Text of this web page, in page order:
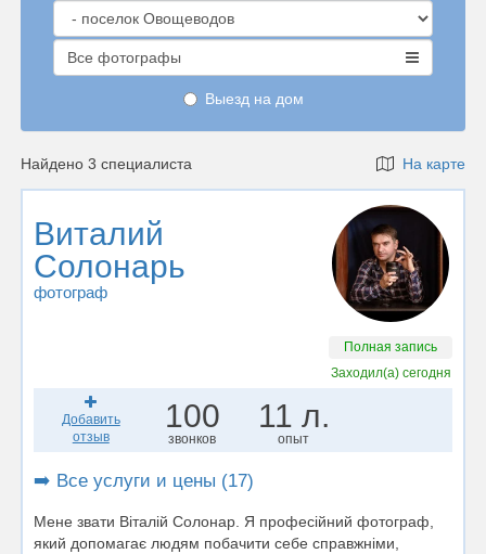
Все фотографы
Выезд на дом
Найдено 3 специалиста На карте
Виталий
Солонарь
фотограф
Полная запись
Заходил(а) сегодня
Добавить
отзыв
100
звонков
11 л.
опыт
➡️ Все услуги и цены (17)
Мене звати Віталій Солонар. Я професійний фотограф,
який допомагає людям побачити себе справжніми,